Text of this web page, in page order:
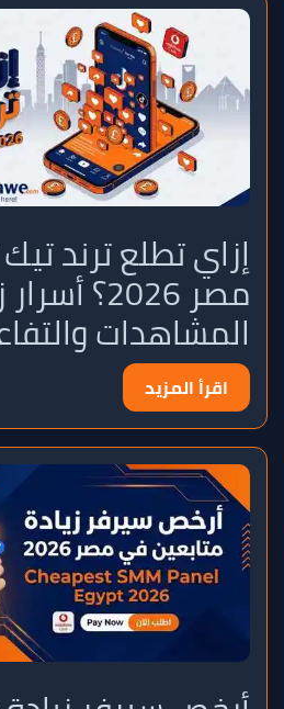
إزاي تطلع ترند
مصر 2026؟
المشاهدات
اقرأ المزيد